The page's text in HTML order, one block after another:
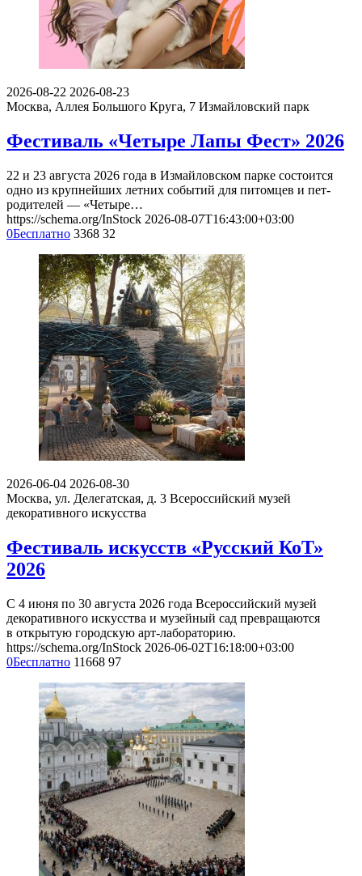
2026-08-22 2026-08-23
Москва, Аллея Большого Круга, 7 Измайловский парк
Фестиваль «Четыре Лапы Фест» 2026
22 и 23 августа 2026 года в Измайловском парке состоится
одно из крупнейших летних событий для питомцев и пет-
родителей — «Четыре…
https://schema.org/InStock 2026-08-07T16:43:00+03:00
0Бесплатно 3368 32
2026-06-04 2026-08-30
Москва, ул. Делегатская, д. 3 Всероссийский музей
декоративного искусства
Фестиваль искусств «Русский КоТ»
2026
С 4 июня по 30 августа 2026 года Всероссийский музей
декоративного искусства и музейный сад превращаются
в открытую городскую арт-лабораторию.
https://schema.org/InStock 2026-06-02T16:18:00+03:00
0Бесплатно 11668 97